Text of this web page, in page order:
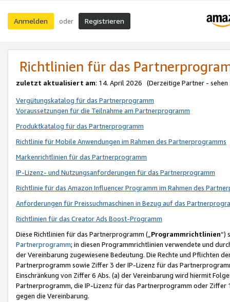
Anmelden oder Registrieren
Richtlinien für das
zuletzt aktualisiert am: 14. April 2026 (Derzeitige Partner - sehen
Vergütungskatalog für das Partnerprogramm
Voraussetzungen für die Teilnahme am Partnerprogramm
Produktkatalog für das Partnerprogramm
Richtlinie für Mobile Anwendungen im Rahmen des Partnerprogramms
Markenrichtlinien für das Partnerprogramm
IP-Lizenz- und Nutzungsanforderungen für das Partnerprogramm
Richtlinie für das Amazon Influencer Programm im Rahmen des
Anforderungen für Preissuchmaschinen in Bezug auf das
Richtlinien für das Creator Ads Boost-Programm
Diese Richtlinien für das Partnerprogramm („Programmrichtlinien“)
Partnerprogramm; in diesen Programmrichtlinien verwendete und
der Vereinbarung zugewiesene Bedeutung. Die Rechte und Pflichten
Partnerprogramm sowie Ziffer 3 der IP-Lizenz für das
Einschränkung von Ziffer 6 Abs. (a) der Vereinbarung wird hiermit
Partnerprogramm, die IP-Lizenz für das Partnerprogramm oder
gegen die Vereinbarung.